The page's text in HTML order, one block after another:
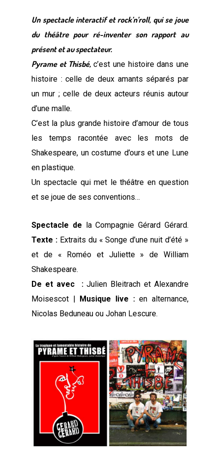
Un spectacle interactif et rock’n’roll, qui se joue
du théâtre pour ré-inventer son rapport au
présent et au spectateur.
Pyrame et Thisbé,c’est une histoire dans une
histoire : celle de deux amants séparés par
un mur ; celle de deux acteurs réunis autour
d’une malle.
C’est la plus grande histoire d’amour de tous
les temps racontée avec les mots de
Shakespeare, un costume d’ours et une Lune
en plastique.
Un spectacle qui met le théâtre en question
et se joue de ses conventions…
Spectacle de la Compagnie Gérard Gérard.
Texte : Extraits du « Songe d’une nuit d’été »
et de « Roméo et Juliette » de William
Shakespeare.
De et avec :Julien Bleitrach et Alexandre
Moisescot |
Musique live :en alternance,
Nicolas Beduneau ou Johan Lescure.